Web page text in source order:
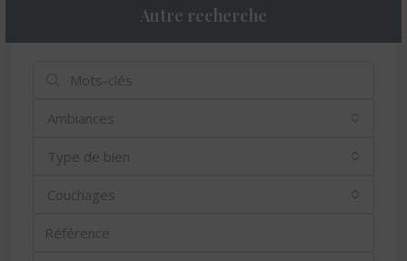
Autre recherche
Ambiances
Type de bien
Couchages